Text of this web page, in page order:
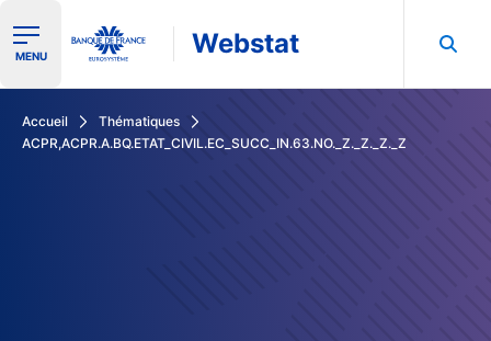
Ouvrir le menu de navigation
MENU Webstat
Accueil
Thématiques
ACPR,ACPR.A.BQ.ETAT_CIVIL.EC_SUCC_IN.63.NO._Z._Z._Z._Z